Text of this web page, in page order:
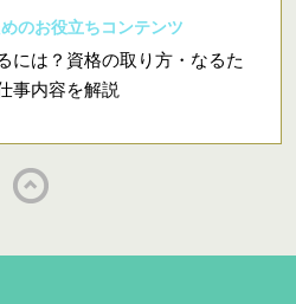
のお役立ちコンテンツ
には？資格の取り方・なるた
事内容を解説